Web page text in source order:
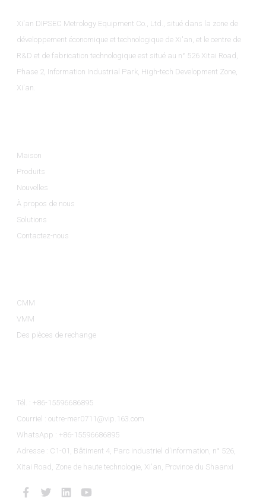
Xi'an DIPSEC Metrology Equipment Co., Ltd., situé dans la zone de
développement économique et technologique de Xi'an, et le centre de
R&D et de fabrication technologique est situé au n° 526 Xitai Road,
Phase 2, Information Industrial Park, High-tech Development Zone,
Xi'an.
Maison
Produits
Nouvelles
À propos de nous
Solutions
Contactez-nous
CMM
VMM
Des pièces de rechange
Tél. : +86-15596686895
Courriel : outre-mer0711@vip.163.com
WhatsApp : +86-15596686895
Adresse : C1-01, Bâtiment 4, Parc industriel d'information, n° 526,
Xitai Road, Zone de haute technologie, Xi'an, Province du Shaanxi